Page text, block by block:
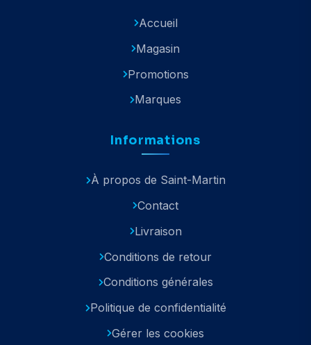
Accueil
Magasin
Promotions
Marques
Informations
À propos de Saint-Martin
Contact
Livraison
Conditions de retour
Conditions générales
Politique de confidentialité
Gérer les cookies